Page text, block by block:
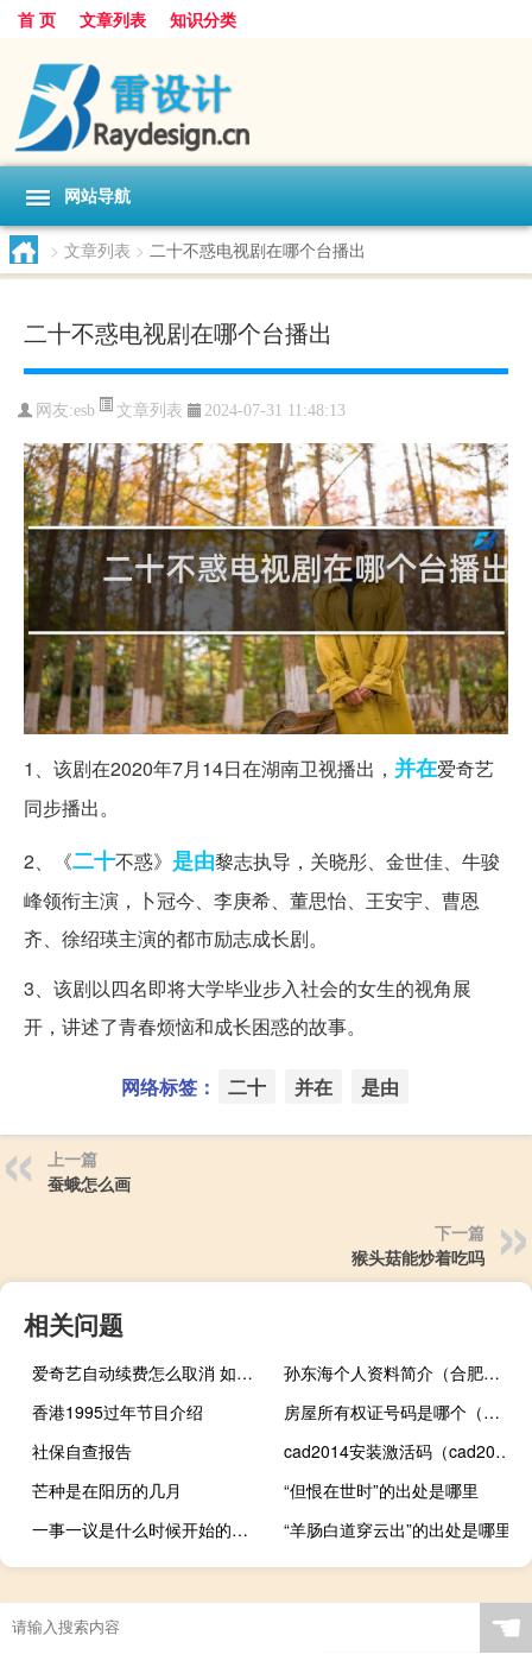
首 页 文章列表 知识分类
网站导航
> 文章列表 > 二十不惑电视剧在哪个台播出
二十不惑电视剧在哪个台播出
网友:esb 文章列表 2024-07-31 11:48:13
1、该剧在2020年7月14日在湖南卫视播出， 并在爱奇艺
同步播出。
2、《二十不惑》 是由黎志执导，关晓彤、金世佳、牛骏
峰领衔主演，卜冠今、李庚希、董思怡、王安宇、曹恩
齐、徐绍瑛主演的都市励志成长剧。
3、该剧以四名即将大学毕业步入社会的女生的视角展
开，讲述了青春烦恼和成长困惑的故事。
网络标签： 二十 并在 是由
上一篇
蚕蛾怎么画
下一篇
猴头菇能炒着吃吗
相关问题
爱奇艺自动续费怎么取消 如何取消爱奇艺的自动续费服务
孙东海个人资料简介（合肥市气象局简介）
香港1995过年节目介绍
房屋所有权证号码是哪个（房产证上哪个是房产证号）
社保自查报告
cad2014安装激活码（cad2014激活码是多少）
芒种是在阳历的几月
“但恨在世时”的出处是哪里
一事一议是什么时候开始的（一事一议是什么意思）
“羊肠白道穿云出”的出处是哪里
☚